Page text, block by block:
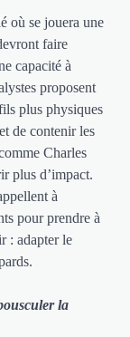
où se jouera une
faire
capacité à
proposent
plus physiques
de contenir les
Charles
plus d’impact.
à
pour prendre à
: adapter le
la